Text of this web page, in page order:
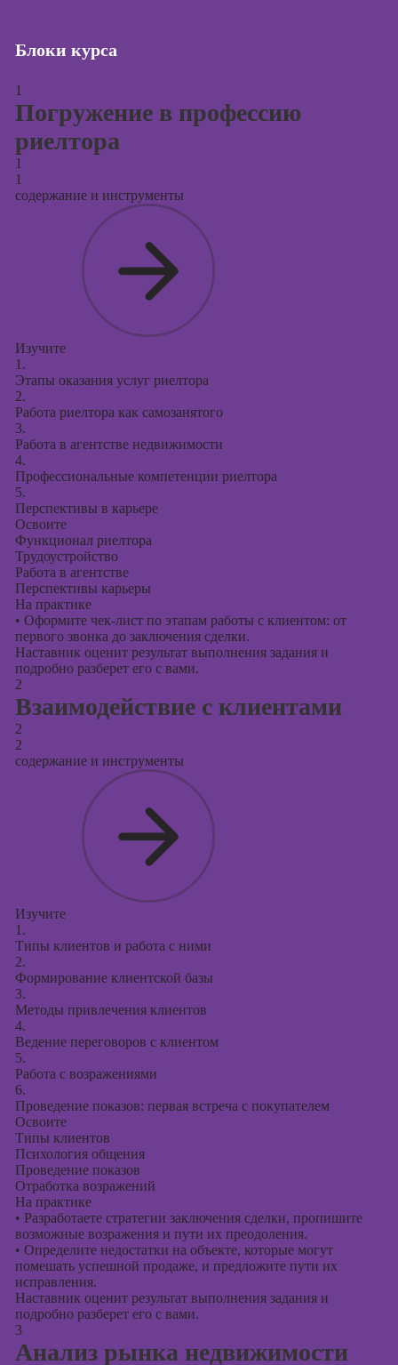
контекстной
Блоки курса
1
Погружение в профессию
риелтора
1
1
содержание и инструменты
Изучите
1.
Этапы оказания услуг риелтора
2.
Работа риелтора как самозанятого
3.
Работа в агентстве недвижимости
4.
Профессиональные компетенции риелтора
5.
Перспективы в карьере
Освоите
Функционал риелтора
Трудоустройство
Работа в агентстве
Перспективы карьеры
На практике
• Оформите чек-лист по этапам работы с клиентом: от
первого звонка до заключения сделки.
Наставник оценит результат выполнения задания и
подробно разберет его с вами.
2
Взаимодействие с клиентами
2
2
содержание и инструменты
Изучите
1.
Типы клиентов и работа с ними
2.
Формирование клиентской базы
3.
Методы привлечения клиентов
4.
Ведение переговоров с клиентом
5.
Работа с возражениями
6.
Проведение показов: первая встреча с покупателем
Освоите
Типы клиентов
Психология общения
Проведение показов
Отработка возражений
На практике
• Разработаете стратегии заключения сделки, пропишите
возможные возражения и пути их преодоления.
• Определите недостатки на объекте, которые могут
помешать успешной продаже, и предложите пути их
исправления.
Наставник оценит результат выполнения задания и
подробно разберет его с вами.
3
Анализ рынка недвижимости